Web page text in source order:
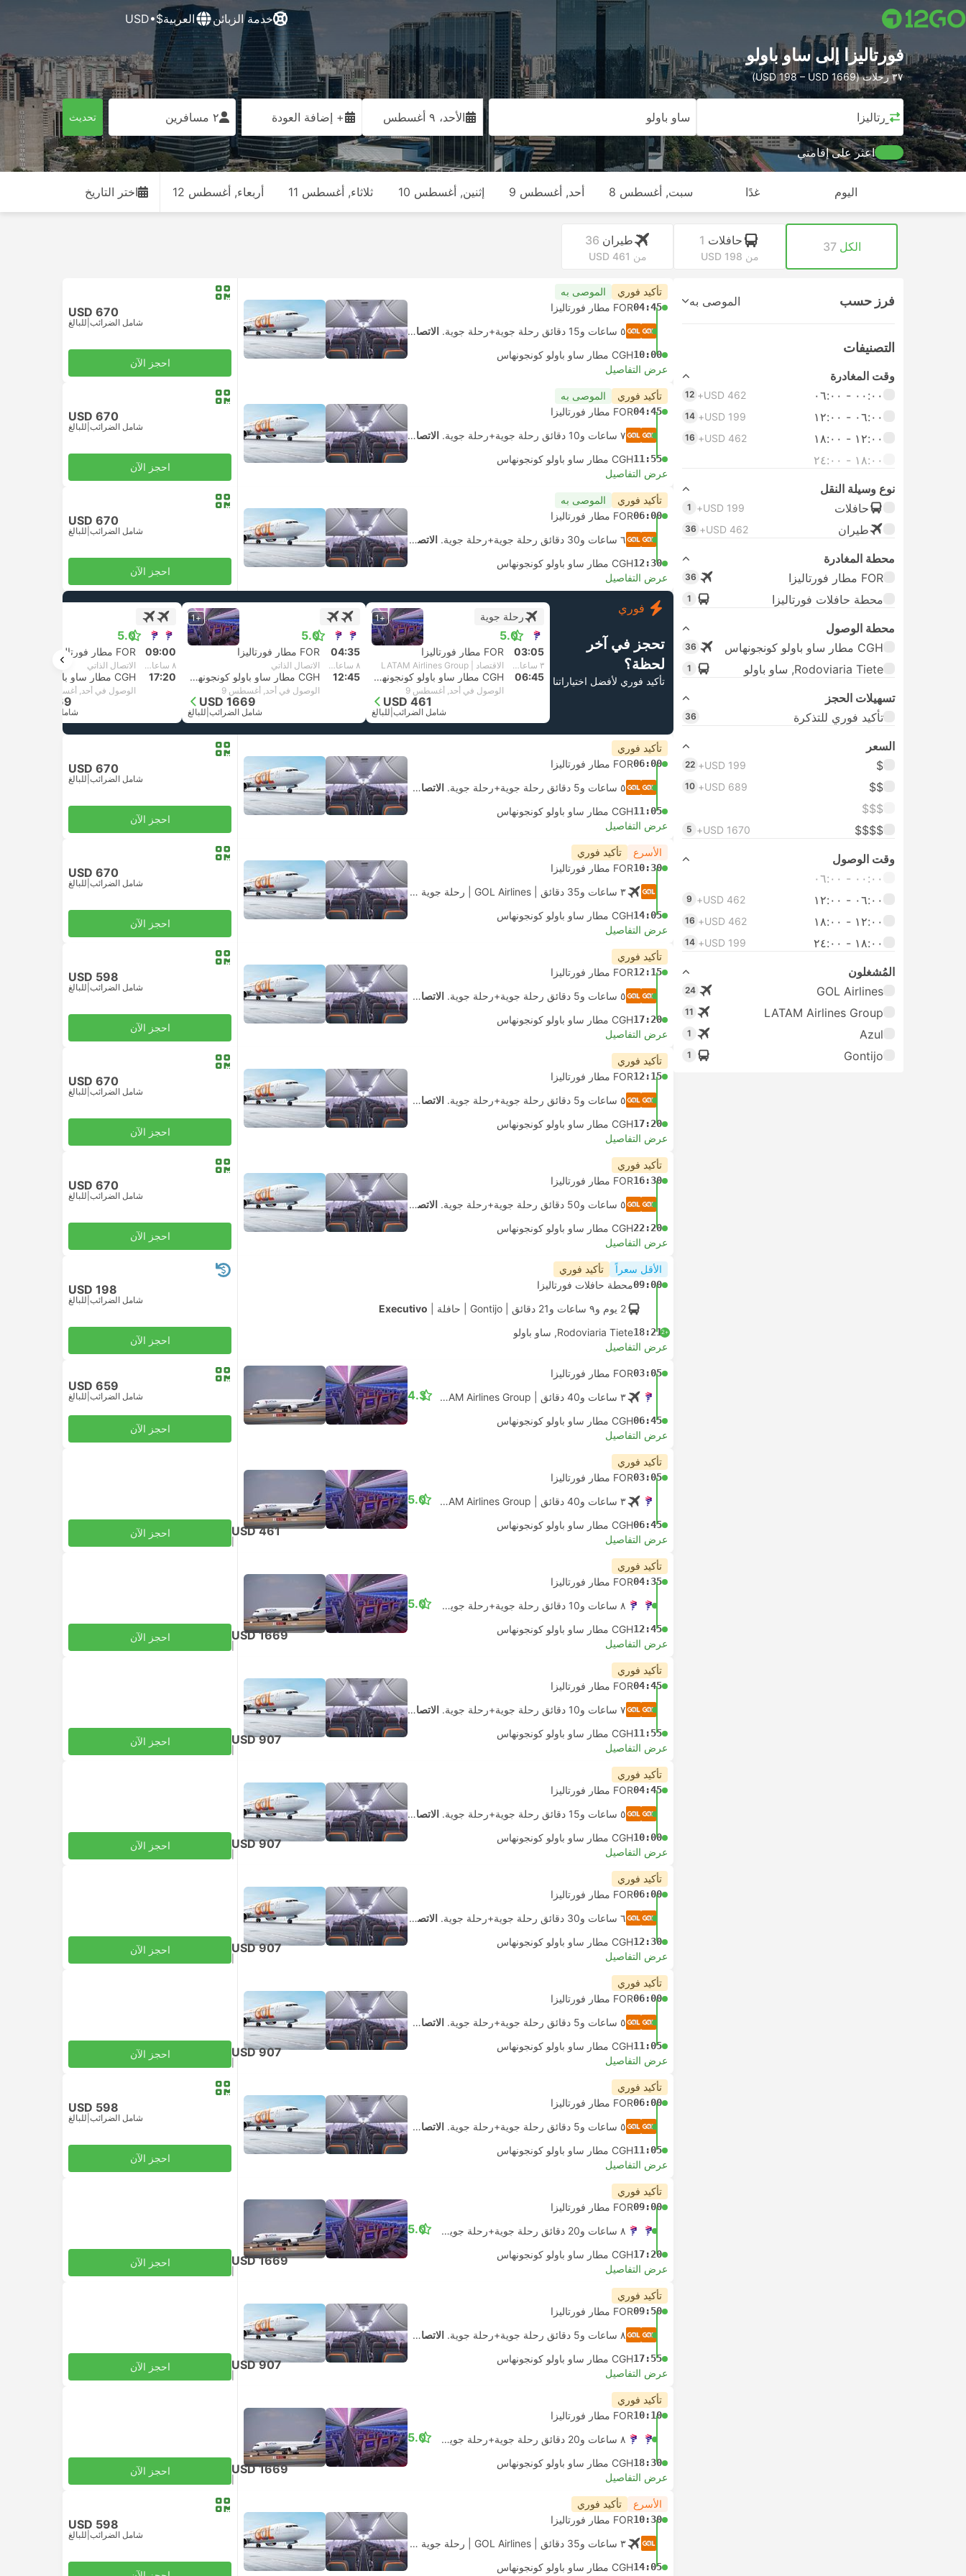
خدمة الزبائن العربية$•USD
فورتاليزا إلى ساو باولو
٣٧ رحلات (USD 198 – USD 1669)
فورتاليزا ساو باولو الأحد، ٩ أغسطس + إضافة العودة ٢ مسافرين تحديث
اعثر على إقامتي
اليوم غدًا سبت, أغسطس 8 أحد, أغسطس 9 إثنين, أغسطس 10 ثلاثاء, أغسطس 11 أربعاء, أغسطس 12 اختر التاريخ
الكل 37 حافلات 1
من USD 198
طيران 36
من USD 461
فرز حسب الموصى به
التصنيفات
وقت المغادرة
٠٠:٠٠ ‏- ٠٦:٠٠
USD 462+
12
٠٦:٠٠ ‏- ١٢:٠٠ USD 199+
14
١٢:٠٠ ‏- ١٨:٠٠ USD 462+
16
١٨:٠٠ ‏-‏ ٢٤:٠٠
نوع وسيلة النقل
حافلات
USD 199+
1
طيران USD 462+
36
محطة المغادرة
FOR مطار فورتاليزا
36
محطة حافلات فورتاليزا 1
محطة الوصول
CGH مطار ساو باولو كونجونهاس
36
Rodoviaria Tiete, ساو باولو 1
تسهيلات الحجز
تأكيد فوري للتذكرة
36
السعر
$
USD 199+
22
$$
USD 689+
10
$$$
$$$$
USD 1670+
5
وقت الوصول
٠٠:٠٠ ‏- ٠٦:٠٠
٠٦:٠٠ ‏- ١٢:٠٠
USD 462+
9
١٢:٠٠ ‏- ١٨:٠٠ USD 462+
16
١٨:٠٠ ‏-‏ ٢٤:٠٠ USD 199+
14
المُشغلون
GOL Airlines
24
LATAM Airlines Group
11
Azul
1
Gontijo
1
تأكيد فوري الموصى به
04:45FOR مطار فورتاليزا
٥ ساعات و‫15 دقائق رحلة جوية+رحلة جوية.
الاتصال الذاتي
10:00CGH مطار ساو باولو كونجونهاس
عرض التفاصيل
USD 670
شامل الضرائب للبالغ
احجز الآن
تأكيد فوري الموصى به
04:45FOR مطار فورتاليزا
٧ ساعات و‫10 دقائق رحلة جوية+رحلة جوية.
الاتصال الذاتي
11:55CGH مطار ساو باولو كونجونهاس
عرض التفاصيل
USD 670
شامل الضرائب للبالغ
احجز الآن
تأكيد فوري الموصى به
06:00FOR مطار فورتاليزا
٦ ساعات و‫30 دقائق رحلة جوية+رحلة جوية.
الاتصال الذاتي
12:30CGH مطار ساو باولو كونجونهاس
عرض التفاصيل
USD 670
شامل الضرائب للبالغ
احجز الآن
فوري
تحجز في آخر
لحظة؟
تأكيد فوري لأفضل اختياراتنا
رحلة جوية
5.0
+1
03:05 FOR مطار فورتاليزا
٣ ساعات و‫40 دقائق الاقتصاد | LATAM Airlines Group
06:45 CGH مطار ساو باولو كونجونهاس
الوصول في أحد, أغسطس 9
USD 461
شامل الضرائب للبالغ
5.0
+1
04:35 FOR مطار فورتاليزا
٨ ساعات و‫10 دقائق الاتصال الذاتي
12:45 CGH مطار ساو باولو كونجونهاس
الوصول في أحد, أغسطس 9
USD 1669
شامل الضرائب للبالغ
5.0
09:00 FOR مطار فورتاليزا
٨ ساعات و‫20 دقائق الاتصال الذاتي
17:20
الوصول في أحد, أغسطس 9
USD 1669
شامل الضرائب
تأكيد فوري
06:00FOR مطار فورتاليزا
٥ ساعات و‫5 دقائق رحلة جوية+رحلة جوية.
الاتصال الذاتي
11:05CGH مطار ساو باولو كونجونهاس
عرض التفاصيل
USD 670
شامل الضرائب للبالغ
احجز الآن
الأسرع تأكيد فوري
10:30FOR مطار فورتاليزا
٣ ساعات و‫35 دقائق
رحلة جوية #G31511 |الاقتصاد
14:05CGH مطار ساو باولو كونجونهاس
عرض التفاصيل
USD 670
شامل الضرائب للبالغ
احجز الآن
تأكيد فوري
12:15FOR مطار فورتاليزا
٥ ساعات و‫5 دقائق رحلة جوية+رحلة جوية.
الاتصال الذاتي
17:20CGH مطار ساو باولو كونجونهاس
عرض التفاصيل
USD 598
شامل الضرائب للبالغ
احجز الآن
تأكيد فوري
12:15FOR مطار فورتاليزا
٥ ساعات و‫5 دقائق رحلة جوية+رحلة جوية.
الاتصال الذاتي
17:20CGH مطار ساو باولو كونجونهاس
عرض التفاصيل
USD 670
شامل الضرائب للبالغ
احجز الآن
تأكيد فوري
16:30FOR مطار فورتاليزا
٥ ساعات و‫50 دقائق رحلة جوية+رحلة جوية.
الاتصال الذاتي
22:20CGH مطار ساو باولو كونجونهاس
عرض التفاصيل
USD 670
شامل الضرائب للبالغ
احجز الآن
الأقل سعراً تأكيد فوري
09:00محطة حافلات فورتاليزا
2 يوم و٩ ساعات و‫21 دقائق
حافلة Executivo
+2
18:21Rodoviaria Tiete, ساو باولو
عرض التفاصيل
USD 198
شامل الضرائب للبالغ
احجز الآن
03:05FOR مطار فورتاليزا
٣ ساعات و‫40 دقائق
|رحلة جوية #LA9125 |الاقتصاد
06:45CGH مطار ساو باولو كونجونهاس
4.3
عرض التفاصيل
USD 659
شامل الضرائب للبالغ
احجز الآن
تأكيد فوري
03:05FOR مطار فورتاليزا
٣ ساعات و‫40 دقائق
|رحلة جوية #LA9125 |الاقتصاد
06:45CGH مطار ساو باولو كونجونهاس
5.0
عرض التفاصيل
USD 461 احجز الآن
تأكيد فوري
04:35FOR مطار فورتاليزا
٨ ساعات و‫10 دقائق رحلة جوية+رحلة جوية.
الاتصال الذاتي
12:45CGH مطار ساو باولو كونجونهاس
5.0
عرض التفاصيل
USD 1669 احجز الآن
تأكيد فوري
04:45FOR مطار فورتاليزا
٧ ساعات و‫10 دقائق رحلة جوية+رحلة جوية.
الاتصال الذاتي
11:55CGH مطار ساو باولو كونجونهاس
عرض التفاصيل
USD 907 احجز الآن
تأكيد فوري
04:45FOR مطار فورتاليزا
٥ ساعات و‫15 دقائق رحلة جوية+رحلة جوية.
الاتصال الذاتي
10:00CGH مطار ساو باولو كونجونهاس
عرض التفاصيل
USD 907 احجز الآن
تأكيد فوري
06:00FOR مطار فورتاليزا
٦ ساعات و‫30 دقائق رحلة جوية+رحلة جوية.
الاتصال الذاتي
12:30CGH مطار ساو باولو كونجونهاس
عرض التفاصيل
USD 907 احجز الآن
تأكيد فوري
06:00FOR مطار فورتاليزا
٥ ساعات و‫5 دقائق رحلة جوية+رحلة جوية.
الاتصال الذاتي
11:05CGH مطار ساو باولو كونجونهاس
عرض التفاصيل
USD 907 احجز الآن
تأكيد فوري
06:00FOR مطار فورتاليزا
٥ ساعات و‫5 دقائق رحلة جوية+رحلة جوية.
الاتصال الذاتي
11:05CGH مطار ساو باولو كونجونهاس
عرض التفاصيل
USD 598
شامل الضرائب للبالغ
احجز الآن
تأكيد فوري
09:00FOR مطار فورتاليزا
٨ ساعات و‫20 دقائق رحلة جوية+رحلة جوية.
الاتصال الذاتي
17:20CGH مطار ساو باولو كونجونهاس
5.0
عرض التفاصيل
USD 1669 احجز الآن
تأكيد فوري
09:50FOR مطار فورتاليزا
٨ ساعات و‫5 دقائق رحلة جوية+رحلة جوية.
الاتصال الذاتي
17:55CGH مطار ساو باولو كونجونهاس
عرض التفاصيل
USD 907 احجز الآن
تأكيد فوري
10:10FOR مطار فورتاليزا
٨ ساعات و‫20 دقائق رحلة جوية+رحلة جوية.
الاتصال الذاتي
18:30CGH مطار ساو باولو كونجونهاس
5.0
عرض التفاصيل
USD 1669 احجز الآن
الأسرع تأكيد فوري
10:30FOR مطار فورتاليزا
٣ ساعات و‫35 دقائق
رحلة جوية #G31511 |الاقتصاد
14:05CGH مطار ساو باولو كونجونهاس
USD 598
شامل الضرائب للبالغ